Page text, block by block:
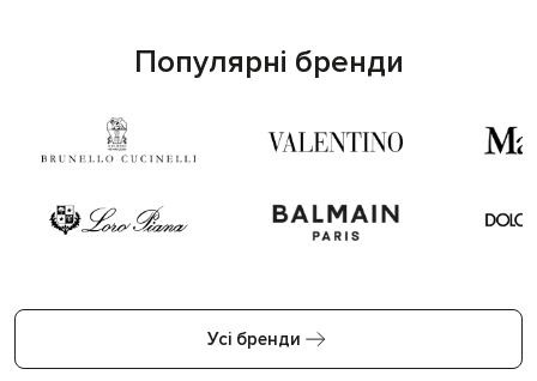
Популярні бренди
Усі бренди